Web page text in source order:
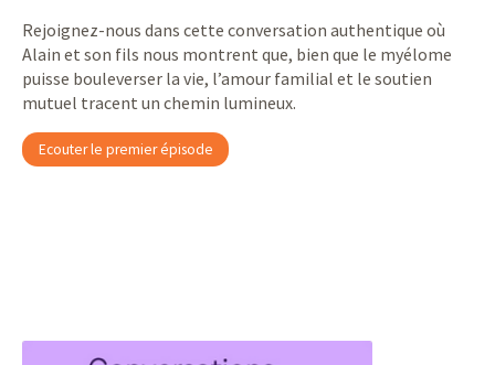
Rejoignez-nous dans cette conversation authentique où
Alain et son fils nous montrent que, bien que le myélome
puisse bouleverser la vie, l’amour familial et le soutien
mutuel tracent un chemin lumineux.
Ecouter le premier épisode